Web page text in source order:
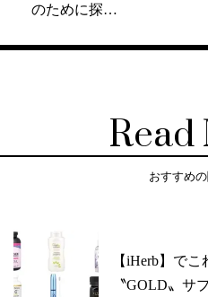
のために探…
Read
おすすめ
【iHerb】で
〝GOLD〟サ